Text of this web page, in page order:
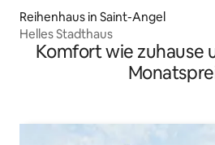
Reihenhaus in Saint-Angel
Helles Stadthaus
Komfort wie zuhause